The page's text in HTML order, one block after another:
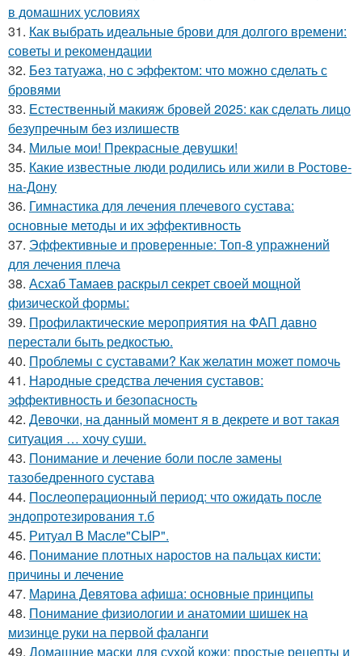
в домашних условиях
31. Как выбрать идеальные брови для долгого времени:
советы и рекомендации
32. Без татуажа, но с эффектом: что можно сделать с
бровями
33. Естественный макияж бровей 2025: как сделать лицо
безупречным без излишеств
34. Милые мои! Прекрасные девушки!
35. Какие известные люди родились или жили в Ростове-
на-Дону
36. Гимнастика для лечения плечевого сустава:
основные методы и их эффективность
37. Эффективные и проверенные: Топ-8 упражнений
для лечения плеча
38. Асхаб Тамаев раскрыл секрет своей мощной
физической формы:
39. Профилактические мероприятия на ФАП давно
перестали быть редкостью.
40. Проблемы с суставами? Как желатин может помочь
41. Народные средства лечения суставов:
эффективность и безопасность
42. Девочки, на данный момент я в декрете и вот такая
ситуация … хочу суши.
43. Понимание и лечение боли после замены
тазобедренного сустава
44. Послеоперационный период: что ожидать после
эндопротезирования т.б
45. Ритуал В Масле"СЫР".
46. Понимание плотных наростов на пальцах кисти:
причины и лечение
47. Марина Девятова афиша: основные принципы
48. Понимание физиологии и анатомии шишек на
мизинце руки на первой фаланги
49. Домашние маски для сухой кожи: простые рецепты и